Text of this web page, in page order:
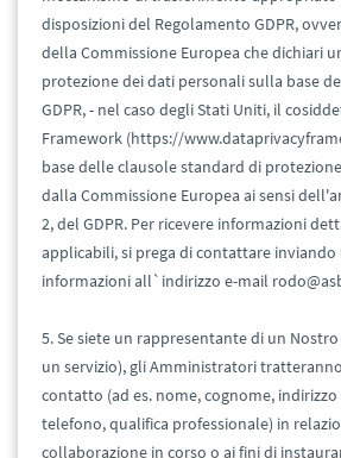
disposizioni del Regolamento GDPR,
della Commissione Europea che dichiari
protezione dei dati personali sulla base
GDPR, - nel caso degli Stati Uniti, il
Framework (https://
base delle clausole standard di
dalla Commissione Europea ai sensi
2, del GDPR. Per ricevere informazioni
applicabili, si prega di contattare inviando
informazioni all`indirizzo e-mail
5. Se siete un rappresentante di un
un servizio), gli Amministratori
contatto (ad es. nome, cognome,
telefono, qualifica professionale) in
collaborazione in corso o ai fini di